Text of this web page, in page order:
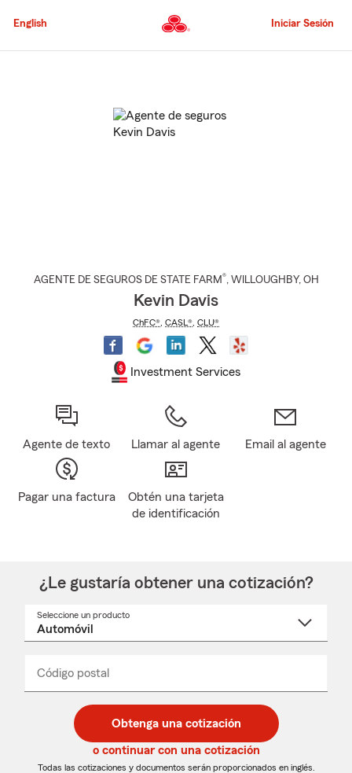
al
principal
English Iniciar Sesión
AGENTE DE SEGUROS DE STATE FARM®, WILLOUGHBY, OH
Kevin Davis
ChFC® CASL® CLU®
Investment Services
Agente de texto Llamar al agente Email al agente
Pagar una factura
Obtén una tarjeta
de identificación
¿Le gustaría obtener una cotización?
Seleccione un producto
desplegable
Código postal
de
5
dígitos
de
5
dígitos
_____
Obtenga una cotización
o continuar con una cotización
Todas las cotizaciones y documentos serán proporcionados en inglés.